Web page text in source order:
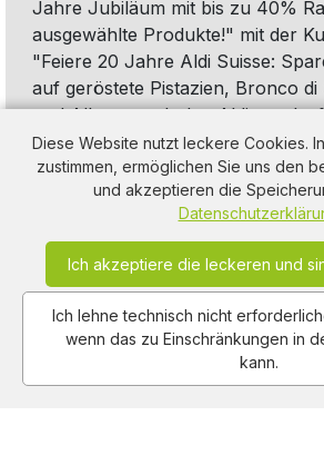
Diese Website nutzt leckere Cookies.
zustimmen, ermöglichen Sie uns den
und akzeptieren die
Ich akzeptiere die leckeren und
Ich lehne technisch nicht
wenn das zu Einschränkungen in
kann.
Jahre Jubiläum mit bis zu 40%
ausgewählte Produkte!" mit der
"Feiere 20 Jahre Aldi Suisse:
auf geröstete Pistazien, Bronco di
und Allwetterschuhe. Aldi - mehr
für dein Budget!". Diese Werbung
beinhaltet die Kategorie/n
Schuhe,Rabatt